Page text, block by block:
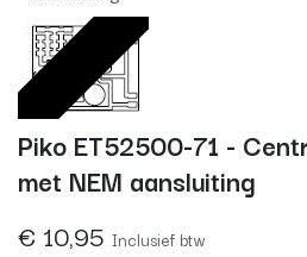
Op voorraad
Piko ET52500-71 -
met NEM aansluiting
€ 10,95 Inclusief btw